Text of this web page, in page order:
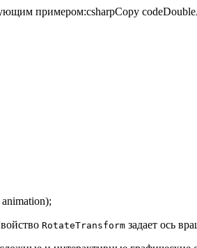
примером:csharpCopy
RotateTransform задает ось